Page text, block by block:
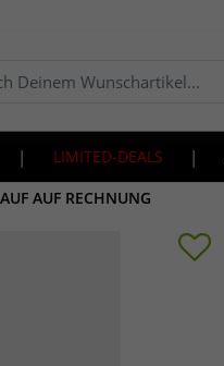
| LIMITED-DEALS |
AUF RECHNUNG